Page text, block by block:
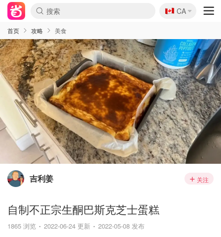
🇨🇦
CA
首页 攻略 美食
吉利姜 关注
自制不正宗生酮巴斯克芝士蛋糕
1865 浏览 2022-06-24 更新 2022-05-08 发布